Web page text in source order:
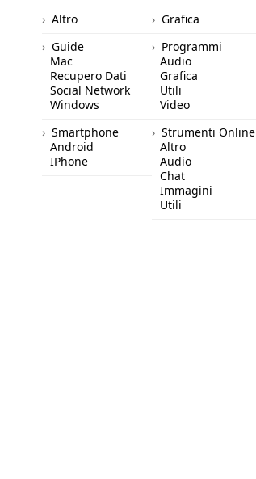
Altro
Grafica
Guide
Mac
Recupero Dati
Social Network
Windows
Programmi
Audio
Grafica
Utili
Video
Smartphone
Android
IPhone
Strumenti Online
Altro
Audio
Chat
Immagini
Utili